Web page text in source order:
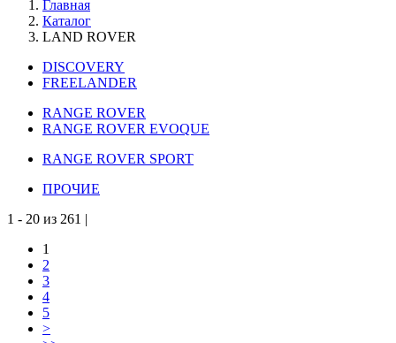
Главная
Каталог
LAND ROVER
DISCOVERY
FREELANDER
RANGE ROVER
RANGE ROVER EVOQUE
RANGE ROVER SPORT
ПРОЧИЕ
1 - 20 из 261 |
1
2
3
4
5
>